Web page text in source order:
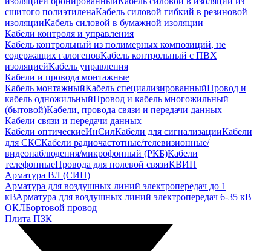
сшитого полиэтиленаКабель силовой гибкий в резиновой
изоляцииКабель силовой в бумажной изоляции
Кабели контроля и управления
Кабель контрольный из полимерных композиций, не
содержащих галогеновКабель контрольный с ПВХ
изоляциейКабель управления
Кабели и провода монтажные
Кабель монтажныйКабель специализированныйПровод и
кабель одножильныйПровод и кабель многожильный
(бытовой)Кабели, провода связи и передачи данных
Кабели связи и передачи данных
Кабели оптическиеИнСилКабели для сигнализацииКабели
для СКСКабели радиочастотные/телевизионные/
видеонаблюдения/микрофонный (РКБ)Кабели
телефонныеПровода для полевой связиКВИП
Арматура ВЛ (СИП)
Арматура для воздушных линий электропередач до 1
кВАрматура для воздушных линий электропередач 6-35 кВ
ОКЛБортовой провод
Плита ПЗК